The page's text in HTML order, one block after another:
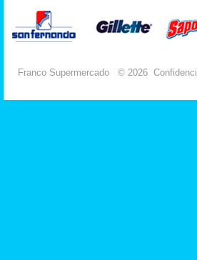
Franco Supermercado © 2026